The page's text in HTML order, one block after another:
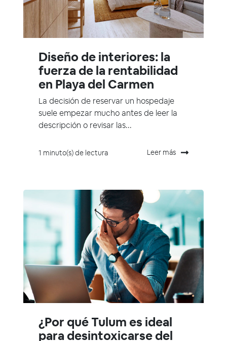
Diseño de interiores: la
fuerza de la rentabilidad
en Playa del Carmen
La decisión de reservar un hospedaje
suele empezar mucho antes de leer la
descripción o revisar las...
1 minuto(s) de lectura Leer más
¿Por qué Tulum es ideal
para desintoxicarse del